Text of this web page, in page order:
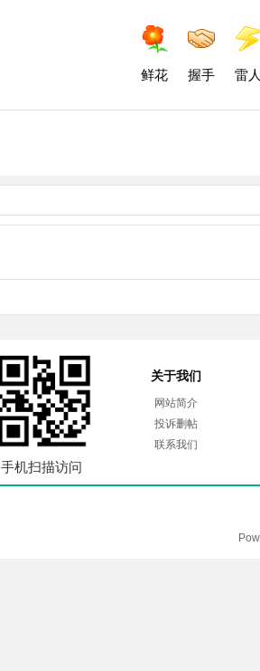
鲜花 握手 雷
手机扫描访问
关于我们
网站简介
投诉删帖
联系我们